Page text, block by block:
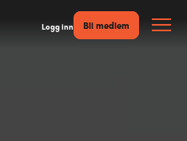
Logg inn Bli medlem